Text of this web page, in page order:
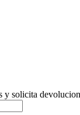
y solicita